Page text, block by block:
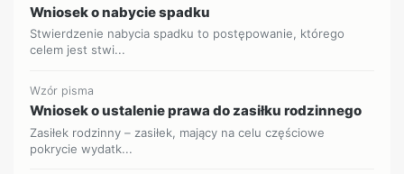
Wniosek o nabycie spadku
Stwierdzenie nabycia spadku to postępowanie, którego
celem jest stwi...
Wzór pisma
Wniosek o ustalenie prawa do zasiłku rodzinnego
Zasiłek rodzinny – zasiłek, mający na celu częściowe
pokrycie wydatk...